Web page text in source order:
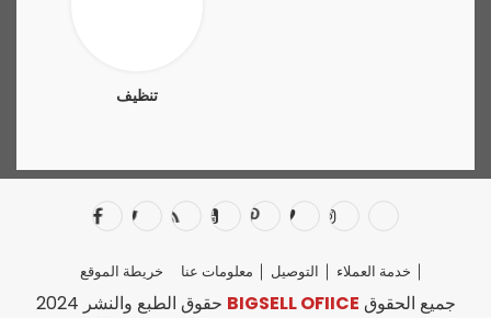
تنظيف
خريطة الموقع معلومات عنا التوصيل خدمة العملاء
BIGSELL OFIICE